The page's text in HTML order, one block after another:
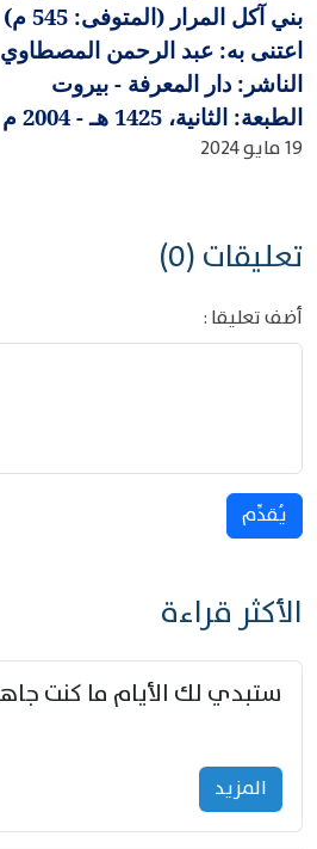
بني آكل المرار (المتوفى: 545 م)
اعتنى به: عبد الرحمن المصطاوي
الناشر: دار المعرفة - بيروت
الطبعة: الثانية، 1425 هـ - 2004 م
19 مايو 2024
تعليقات (0)
أضف تعليقا :
يُقدِّم
الأكثر قراءة
المزید